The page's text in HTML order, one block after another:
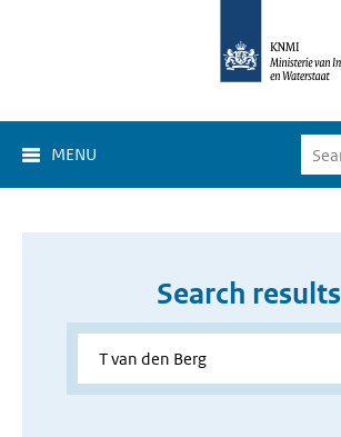
MENU
Search results